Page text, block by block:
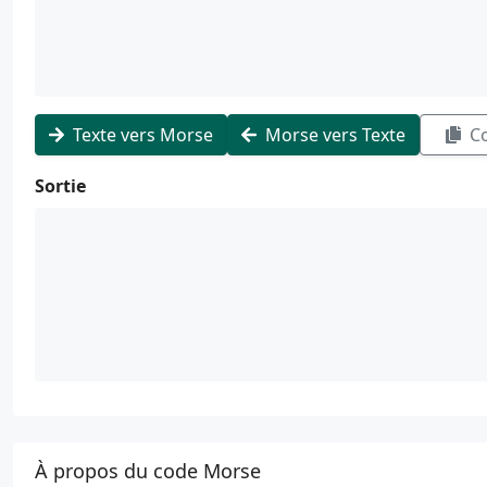
Texte vers Morse Morse vers Texte
Sortie
À propos du code Morse